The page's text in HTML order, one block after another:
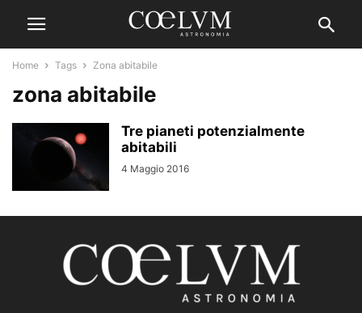
Home Tags Zona abitabile
zona abitabile
Tre pianeti potenzialmente
abitabili
4 Maggio 2016